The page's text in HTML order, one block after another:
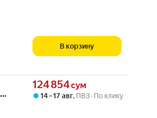
В корзину
Цена 124854 сум вместо
124 854сум
14 – 17 авг, ПВЗ По клику